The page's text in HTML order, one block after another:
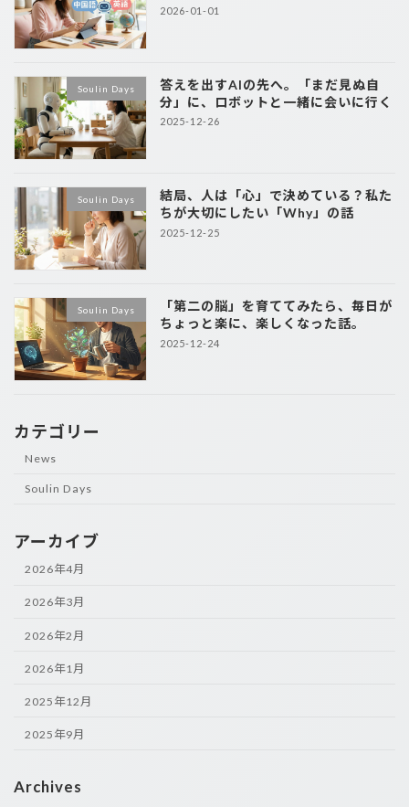
2026-01-01
Soulin Days
答えを出すAIの先へ。「まだ見ぬ自
分」に、ロボットと一緒に会いに行く
2025-12-26
Soulin Days
結局、人は「心」で決めている？私た
ちが大切にしたい「Why」の話
2025-12-25
Soulin Days
「第二の脳」を育ててみたら、毎日が
ちょっと楽に、楽しくなった話。
2025-12-24
カテゴリー
News
Soulin Days
アーカイブ
2026年4月
2026年3月
2026年2月
2026年1月
2025年12月
2025年9月
Archives